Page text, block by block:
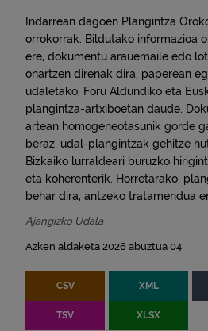
Indarrean dagoen Plangintza
orrokorrak. Bildutako informazioa
ere, dokumentu arauemaile edo
onartzen direnak dira, paperean
udaletako, Foru Aldundiko eta
plangintza-artxiboetan daude.
artean homogeneotasunik gorde
beraz, udal-plangintzak gehitze
Bizkaiko lurraldeari buruzko
eta koherenterik. Horretarako,
behar dira, antzeko tratamendua
Ajangizko Udala
Azken aldaketa 2026 abuztua 04
CSV XML
TSV XLSX